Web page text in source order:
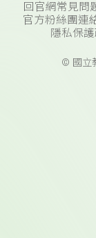
回官網常見問
官方粉絲團連
隱私保
© 國立